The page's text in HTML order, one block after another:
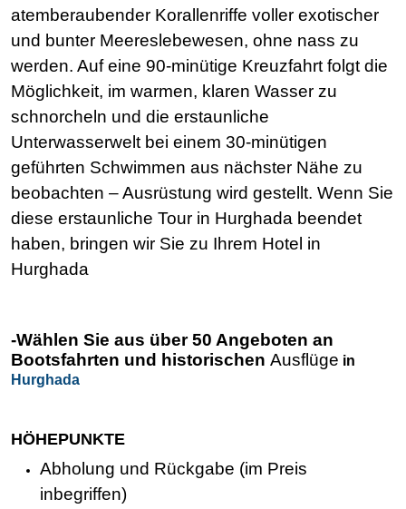
atemberaubender Korallenriffe voller exotischer
und bunter Meereslebewesen, ohne nass zu
werden. Auf eine 90-minütige Kreuzfahrt folgt die
Möglichkeit, im warmen, klaren Wasser zu
schnorcheln und die erstaunliche
Unterwasserwelt bei einem 30-minütigen
geführten Schwimmen aus nächster Nähe zu
beobachten – Ausrüstung wird gestellt. Wenn Sie
diese erstaunliche Tour in Hurghada beendet
haben, bringen wir Sie zu Ihrem Hotel in
Hurghada
-Wählen Sie aus über 50 Angeboten an
Bootsfahrten und historischen Ausflüge in
Hurghada
HÖHEPUNKTE
Abholung und Rückgabe (im Preis
inbegriffen)